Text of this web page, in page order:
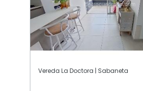
Vereda La Doctora | Sabaneta